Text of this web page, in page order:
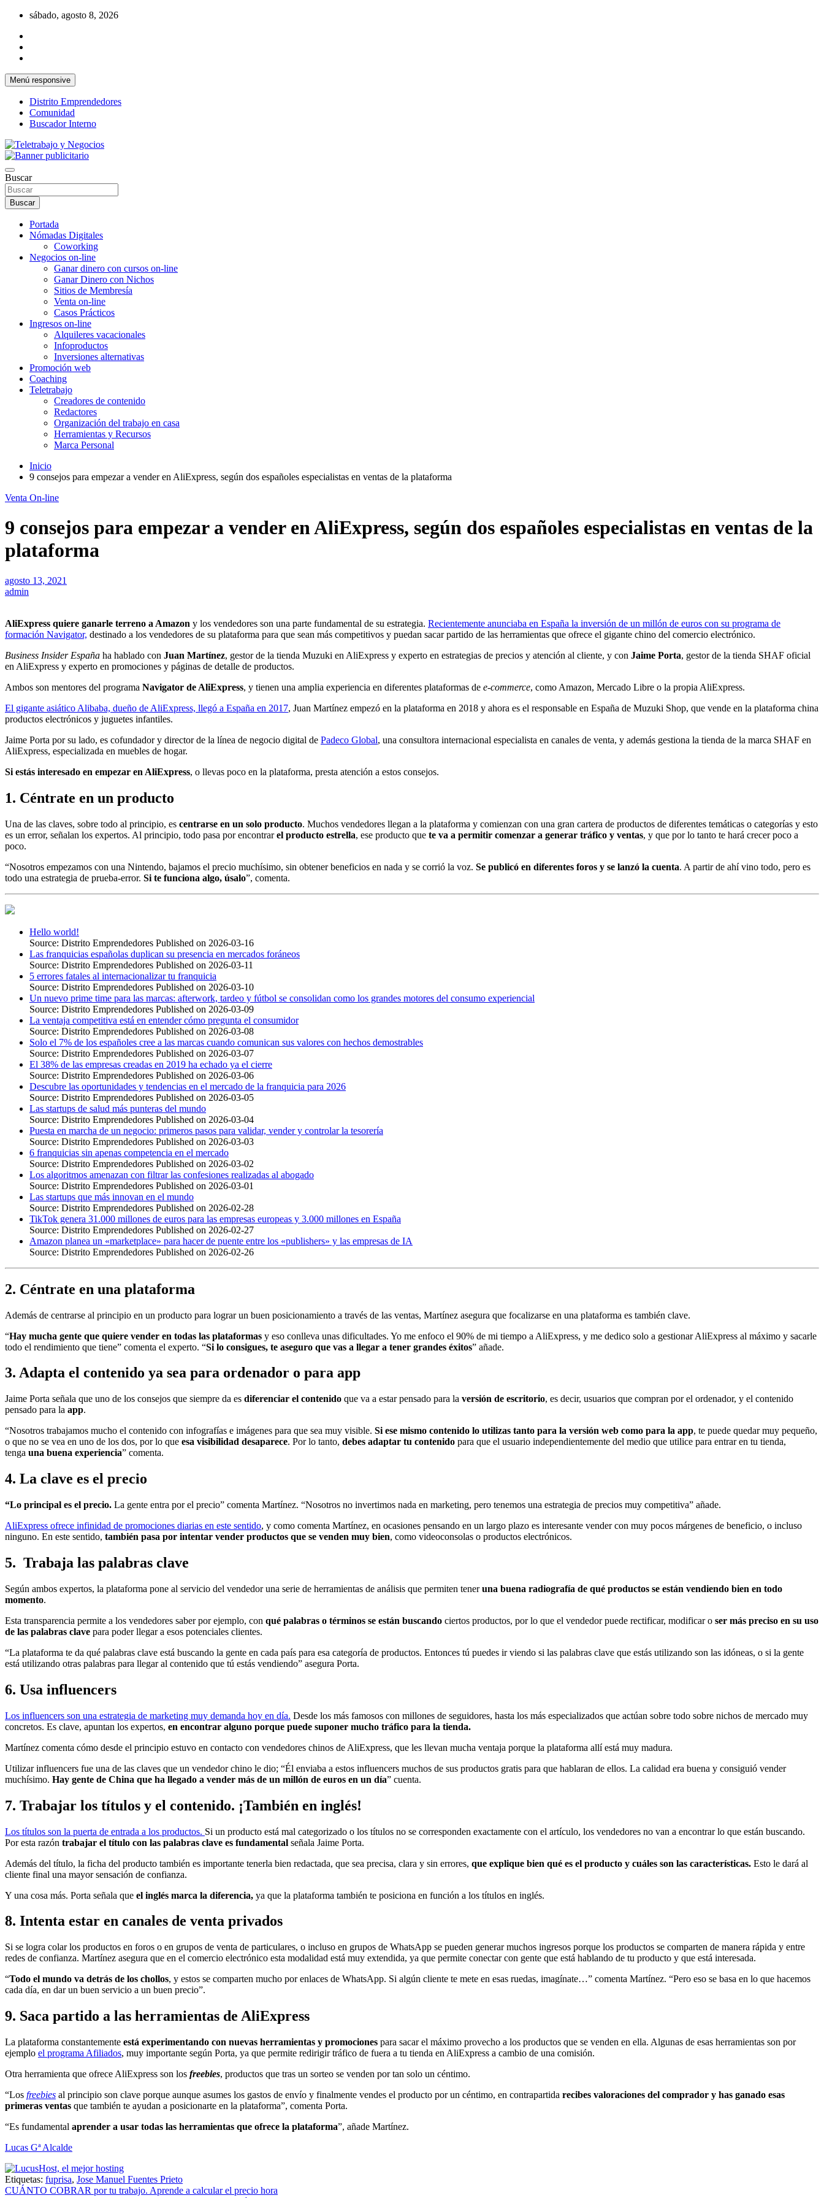
Saltar
contenido
sábado, agosto 8, 2026
Menú responsive
Distrito Emprendedores
Comunidad
Buscador Interno
Teletrabajo y Negocios
Buscar
Buscar
Portada
Nómadas Digitales
Coworking
Negocios on-line
Ganar dinero con cursos on-line
Ganar Dinero con Nichos
Sitios de Membresía
Venta on-line
Casos Prácticos
Ingresos on-line
Alquileres vacacionales
Infoproductos
Inversiones alternativas
Promoción web
Coaching
Teletrabajo
Creadores de contenido
Redactores
Organización del trabajo en casa
Herramientas y Recursos
Marca Personal
Inicio
9 consejos para empezar a vender en AliExpress, según dos españoles especialistas en ventas de la plataforma
Venta On-line
9 consejos para empezar a vender en AliExpress, según dos españoles especialistas en ventas de la
plataforma
agosto 13, 2021
admin
AliExpress quiere ganarle terreno a Amazon y los vendedores son una parte fundamental de su estrategia. Recientemente anunciaba en España la inversión de un millón de euros con su programa de
formación Navigator, destinado a los vendedores de su plataforma para que sean más competitivos y puedan sacar partido de las herramientas que ofrece el gigante chino del comercio electrónico.
Business Insider España ha hablado con Juan Martínez, gestor de la tienda Muzuki en AliExpress y experto en estrategias de precios y atención al cliente, y con Jaime Porta, gestor de la tienda SHAF oficial
en AliExpress y experto en promociones y páginas de detalle de productos.
Ambos son mentores del programa Navigator de AliExpress, y tienen una amplia experiencia en diferentes plataformas de e-commerce, como Amazon, Mercado Libre o la propia AliExpress.
El gigante asiático Alibaba, dueño de AliExpress, llegó a España en 2017, Juan Martínez empezó en la plataforma en 2018 y ahora es el responsable en España de Muzuki Shop, que vende en la plataforma china
productos electrónicos y juguetes infantiles.
Jaime Porta por su lado, es cofundador y director de la línea de negocio digital de Padeco Global, una consultora internacional especialista en canales de venta, y además gestiona la tienda de la marca SHAF en
AliExpress, especializada en muebles de hogar.
Si estás interesado en empezar en AliExpress, o llevas poco en la plataforma, presta atención a estos consejos.
1. Céntrate en un producto
Una de las claves, sobre todo al principio, es centrarse en un solo producto. Muchos vendedores llegan a la plataforma y comienzan con una gran cartera de productos de diferentes temáticas o categorías y esto
es un error, señalan los expertos. Al principio, todo pasa por encontrarel producto estrella, ese producto que te va a permitir comenzar a generar tráfico y ventas, y que por lo tanto te hará crecer poco a
poco.
“Nosotros empezamos con una Nintendo, bajamos el precio muchísimo, sin obtener beneficios en nada y se corrió la voz. Se publicó en diferentes foros y se lanzó la cuenta. A partir de ahí vino todo, pero es
todo una estrategia de prueba-error. Si te funciona algo, úsalo”, comenta.
Hello world!
Source: Distrito Emprendedores Published on 2026-03-16
Las franquicias españolas duplican su presencia en mercados foráneos
Source: Distrito Emprendedores Published on 2026-03-11
5 errores fatales al internacionalizar tu franquicia
Source: Distrito Emprendedores Published on 2026-03-10
Un nuevo prime time para las marcas: afterwork, tardeo y fútbol se consolidan como los grandes motores del consumo experiencial
Source: Distrito Emprendedores Published on 2026-03-09
La ventaja competitiva está en entender cómo pregunta el consumidor
Source: Distrito Emprendedores Published on 2026-03-08
Solo el 7% de los españoles cree a las marcas cuando comunican sus valores con hechos demostrables
Source: Distrito Emprendedores Published on 2026-03-07
El 38% de las empresas creadas en 2019 ha echado ya el cierre
Source: Distrito Emprendedores Published on 2026-03-06
Descubre las oportunidades y tendencias en el mercado de la franquicia para 2026
Source: Distrito Emprendedores Published on 2026-03-05
Las startups de salud más punteras del mundo
Source: Distrito Emprendedores Published on 2026-03-04
Puesta en marcha de un negocio: primeros pasos para validar, vender y controlar la tesorería
Source: Distrito Emprendedores Published on 2026-03-03
6 franquicias sin apenas competencia en el mercado
Source: Distrito Emprendedores Published on 2026-03-02
Los algoritmos amenazan con filtrar las confesiones realizadas al abogado
Source: Distrito Emprendedores Published on 2026-03-01
Las startups que más innovan en el mundo
Source: Distrito Emprendedores Published on 2026-02-28
TikTok genera 31.000 millones de euros para las empresas europeas y 3.000 millones en España
Source: Distrito Emprendedores Published on 2026-02-27
Amazon planea un «marketplace» para hacer de puente entre los «publishers» y las empresas de IA
Source: Distrito Emprendedores Published on 2026-02-26
2. Céntrate en una plataforma
Además de centrarse al principio en un producto para lograr un buen posicionamiento a través de las ventas, Martínez asegura que focalizarse en una plataforma es también clave.
“Hay mucha gente que quiere vender en todas las plataformas y eso conlleva unas dificultades. Yo me enfoco el 90% de mi tiempo a AliExpress, y me dedico solo a gestionar AliExpress al máximo y sacarle
todo el rendimiento que tiene” comenta el experto. “Si lo consigues, te aseguro que vas a llegar a tener grandes éxitos” añade.
3. Adapta el contenido ya sea para ordenador o para app
Jaime Porta señala que uno de los consejos que siempre da es diferenciar el contenido que va a estar pensado para la versión de escritorio, es decir, usuarios que compran por el ordenador, y el contenido
pensado para la app.
“Nosotros trabajamos mucho el contenido con infografías e imágenes para que sea muy visible. Si ese mismo contenido lo utilizas tanto para la versión web como para la app, te puede quedar muy pequeño,
o que no se vea en uno de los dos, por lo que esa visibilidad desaparece. Por lo tanto, debes adaptar tu contenido para que el usuario independientemente del medio que utilice para entrar en tu tienda,
tenga una buena experiencia” comenta.
4. La clave es el precio
“Lo principal es el precio. La gente entra por el precio” comenta Martínez. “Nosotros no invertimos nada en marketing, pero tenemos una estrategia de precios muy competitiva” añade.
AliExpress ofrece infinidad de promociones diarias en este sentido, y como comenta Martínez, en ocasiones pensando en un largo plazo es interesante vender con muy pocos márgenes de beneficio, o incluso
ninguno. En este sentido, también pasa por intentar vender productos que se venden muy bien, como videoconsolas o productos electrónicos.
5. Trabaja las palabras clave
Según ambos expertos, la plataforma pone al servicio del vendedor una serie de herramientas de análisis que permiten teneruna buena radiografía de qué productos se están vendiendo bien en todo
momento.
Esta transparencia permite a los vendedores saber por ejemplo, con qué palabras o términos se están buscando ciertos productos, por lo que el vendedor puede rectificar, modificar o ser más preciso en su uso
de las palabras clave para poder llegar a esos potenciales clientes.
“La plataforma te da qué palabras clave está buscando la gente en cada país para esa categoría de productos. Entonces tú puedes ir viendo si las palabras clave que estás utilizando son las idóneas, o si la gente
está utilizando otras palabras para llegar al contenido que tú estás vendiendo” asegura Porta.
6. Usa influencers
Los influencers son una estrategia de marketing muy demanda hoy en día. Desde los más famosos con millones de seguidores, hasta los más especializados que actúan sobre todo sobre nichos de mercado muy
concretos. Es clave, apuntan los expertos, en encontrar alguno porque puede suponer mucho tráfico para la tienda.
Martínez comenta cómo desde el principio estuvo en contacto con vendedores chinos de AliExpress, que les llevan mucha ventaja porque la plataforma allí está muy madura.
Utilizar influencers fue una de las claves que un vendedor chino le dio; “Él enviaba a estos influencers muchos de sus productos gratis para que hablaran de ellos. La calidad era buena y consiguió vender
muchísimo. Hay gente de China que ha llegado a vender más de un millón de euros en un día” cuenta.
7. Trabajar los títulos y el contenido. ¡También en inglés!
Los títulos son la puerta de entrada a los productos. Si un producto está mal categorizado o los títulos no se corresponden exactamente con el artículo, los vendedores no van a encontrar lo que están buscando.
Por esta razón trabajar el título con las palabras clave es fundamental señala Jaime Porta.
Además del título, la ficha del producto también es importante tenerla bien redactada, que sea precisa, clara y sin errores, que explique bien qué es el producto y cuáles son las características. Esto le dará al
cliente final una mayor sensación de confianza.
Y una cosa más. Porta señala que el inglés marca la diferencia, ya que la plataforma también te posiciona en función a los títulos en inglés.
8. Intenta estar en canales de venta privados
Si se logra colar los productos en foros o en grupos de venta de particulares, o incluso en grupos de WhatsApp se pueden generar muchos ingresos porque los productos se comparten de manera rápida y entre
redes de confianza. Martínez asegura que en el comercio electrónico esta modalidad está muy extendida, ya que permite conectar con gente que está hablando de tu producto y que está interesada.
“Todo el mundo va detrás de los chollos, y estos se comparten mucho por enlaces de WhatsApp. Si algún cliente te mete en esas ruedas, imagínate…” comenta Martínez. “Pero eso se basa en lo que hacemos
cada día, en dar un buen servicio a un buen precio”.
9. Saca partido a las herramientas de AliExpress
La plataforma constantemente está experimentando con nuevas herramientas y promociones para sacar el máximo provecho a los productos que se venden en ella. Algunas de esas herramientas son por
ejemplo el programa Afiliados, muy importante según Porta, ya que permite redirigir tráfico de fuera a tu tienda en AliExpress a cambio de una comisión.
Otra herramienta que ofrece AliExpress son los freebies, productos que tras un sorteo se venden por tan solo un céntimo.
“Los freebies al principio son clave porque aunque asumes los gastos de envío y finalmente vendes el producto por un céntimo, en contrapartida recibes valoraciones del comprador y has ganado esas
primeras ventas que también te ayudan a posicionarte en la plataforma”, comenta Porta.
“Es fundamental aprender a usar todas las herramientas que ofrece la plataforma”, añade Martínez.
Lucas Gª Alcalde
Etiquetas: fuprisa, Jose Manuel Fuentes Prieto
Navegación
CUÁNTO COBRAR por tu trabajo. Aprende a calcular el precio hora